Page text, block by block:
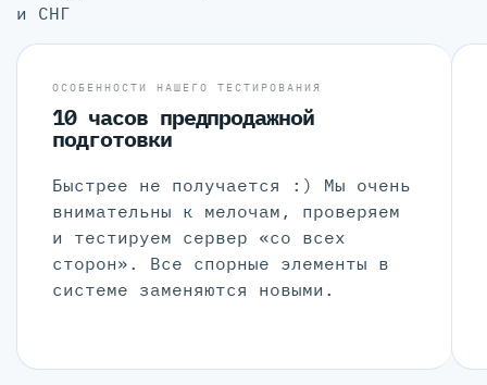
и СНГ
ОСОБЕННОСТИ НАШЕГО ТЕСТИРОВАНИЯ
10 часов предпродажной
подготовки
Быстрее не получается :) Мы очень
внимательны к мелочам, проверяем
и тестируем сервер «со всех
сторон». Все спорные элементы в
системе заменяются новыми.